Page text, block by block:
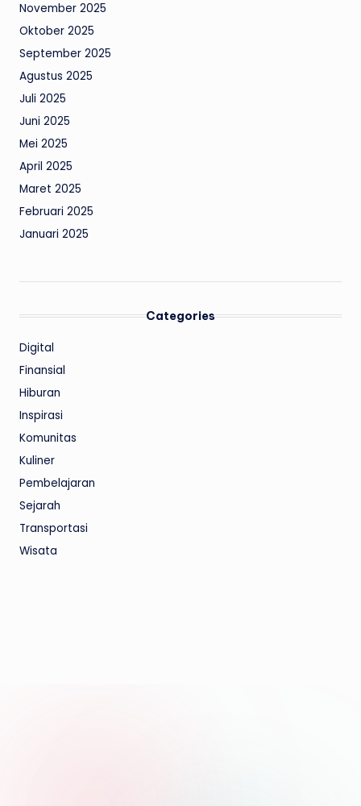
November 2025
Oktober 2025
September 2025
Agustus 2025
Juli 2025
Juni 2025
Mei 2025
April 2025
Maret 2025
Februari 2025
Januari 2025
Categories
Digital
Finansial
Hiburan
Inspirasi
Komunitas
Kuliner
Pembelajaran
Sejarah
Transportasi
Wisata